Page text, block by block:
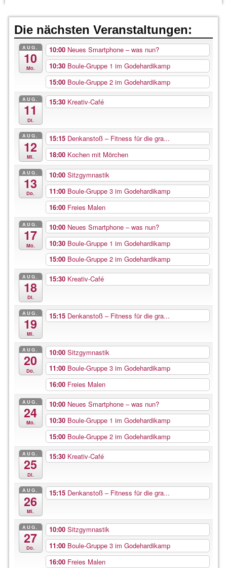
Die nächsten Veranstaltungen:
AUG.
10
Mo.
10:00 Neues Smartphone – was nun?
10:30 Boule-Gruppe 1 im Godehardikamp
15:00 Boule-Gruppe 2 im Godehardikamp
AUG.
11
Di.
15:30 Kreativ-Café
AUG.
12
Mi.
15:15 Denkanstoß – Fitness für die gra...
18:00 Kochen mit Mörchen
AUG.
13
Do.
10:00 Sitzgymnastik
11:00 Boule-Gruppe 3 im Godehardikamp
16:00 Freies Malen
AUG.
17
Mo.
10:00 Neues Smartphone – was nun?
10:30 Boule-Gruppe 1 im Godehardikamp
15:00 Boule-Gruppe 2 im Godehardikamp
AUG.
18
Di.
15:30 Kreativ-Café
AUG.
19
Mi.
15:15 Denkanstoß – Fitness für die gra...
AUG.
20
Do.
10:00 Sitzgymnastik
11:00 Boule-Gruppe 3 im Godehardikamp
16:00 Freies Malen
AUG.
24
Mo.
10:00 Neues Smartphone – was nun?
10:30 Boule-Gruppe 1 im Godehardikamp
15:00 Boule-Gruppe 2 im Godehardikamp
AUG.
25
Di.
15:30 Kreativ-Café
AUG.
26
Mi.
15:15 Denkanstoß – Fitness für die gra...
AUG.
27
Do.
10:00 Sitzgymnastik
11:00 Boule-Gruppe 3 im Godehardikamp
16:00 Freies Malen